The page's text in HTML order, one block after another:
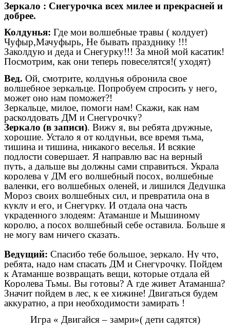
Зеркало : Снегурочка всех милее и прекрасней и
добрее.
Колдунья: Где мои волшебные травы ( колдует)
Чуфыр,Мачуфырь, Не бывать празднику !!!
Заколдую и деда и Снегурку!!! За мной мой касатик!
Посмотрим, как они теперь повеселятся!( уходят)
Вед. Ой, смотрите, колдунья обронила свое
волшебное зеркальце. Попробуем спросить у него,
может оно нам поможет?!
Зеркальце, милое, помоги нам! Скажи, как нам
расколдовать ДМ и Снегурочку?
Зеркало (в записи). Вижу я, вы ребята дружные,
хорошие. Устало я от колдуньи, все время тьма,
тишина и тишина, никакого веселья. И всякие
подлости совершает. Я направлю вас на верный
путь, а дальше вы должны сами справиться. Украла
королева у ДМ его волшебный посох, волшебные
валенки, его волшебных оленей, и лишился Дедушка
Мороз своих волшебных сил, и превратила она в
куклу и его, и Снегурку. И отдала она часть
украденного злодеям: Атаманше и Мышиному
королю, а посох волшебный себе оставила. Больше я
не могу вам ничего сказать.
Ведущий: Спасибо тебе большое, зеркало. Ну что,
ребята, надо нам спасать ДМ и Снегурочку. Пойдем
к Атаманше возвращать вещи, которые отдала ей
Королева Тьмы. Вы готовы? А где живет Атаманша?
Значит пойдем в лес, к ее хижине! Двигаться будем
аккуратно, а при необходимости замирать !
Игра « Двигайся – замри»( дети садятся)